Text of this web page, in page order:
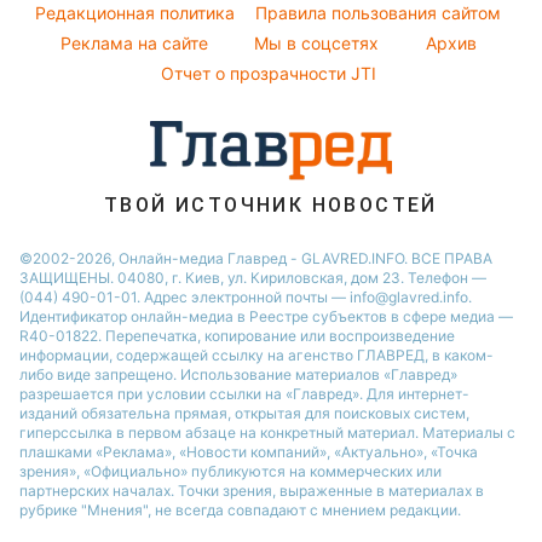
Новости Тернополя
Новости Ровно
Новости Запорожья
Новости Одессы
Народные приметы
Все о шоу-бизнесе
Редакционная политика
Правила пользования сайтом
Реклама на сайте
Мы в соцсетях
Архив
Отчет о прозрачности JTI
ТВОЙ ИСТОЧНИК НОВОСТЕЙ
©2002-2026, Онлайн-медиа Главред - GLAVRED.INFO. ВСЕ ПРАВА
ЗАЩИЩЕНЫ. 04080, г. Киев, ул. Кириловская, дом 23. Телефон —
(044) 490-01-01. Адрес электронной почты — info@glavred.info.
Идентификатор онлайн-медиа в Реестре cубъектов в сфере медиа —
R40-01822. Перепечатка, копирование или воспроизведение
информации, содержащей ссылку на агенство ГЛАВРЕД, в каком-
либо виде запрещено. Использование материалов «Главред»
разрешается при условии ссылки на «Главред». Для интернет-
изданий обязательна прямая, открытая для поисковых систем,
гиперссылка в первом абзаце на конкретный материал. Материалы с
плашками «Реклама», «Новости компаний», «Актуально», «Точка
зрения», «Официально» публикуются на коммерческих или
партнерских началах. Точки зрения, выраженные в материалах в
рубрике "Мнения", не всегда совпадают с мнением редакции.